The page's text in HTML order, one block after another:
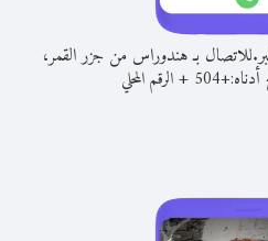
للاتصال بـ هندوراس من جزر القمر،
+
504
+الرقم المحلي